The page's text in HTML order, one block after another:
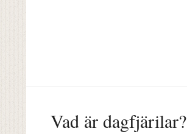
Vad är dagfjärilar?